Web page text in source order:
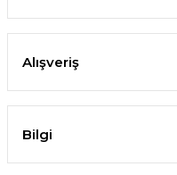
Alışveriş
Bilgi